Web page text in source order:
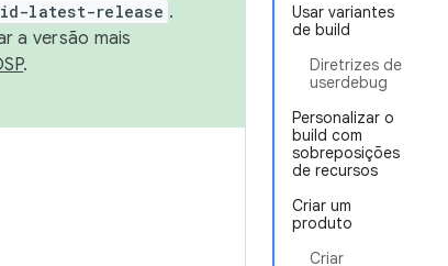
Usar variantes
de build
Diretrizes de
userdebug
Personalizar o
build com
sobreposições
de recursos
Criar um
produto
Criar
latest-release .
a versão mais
.